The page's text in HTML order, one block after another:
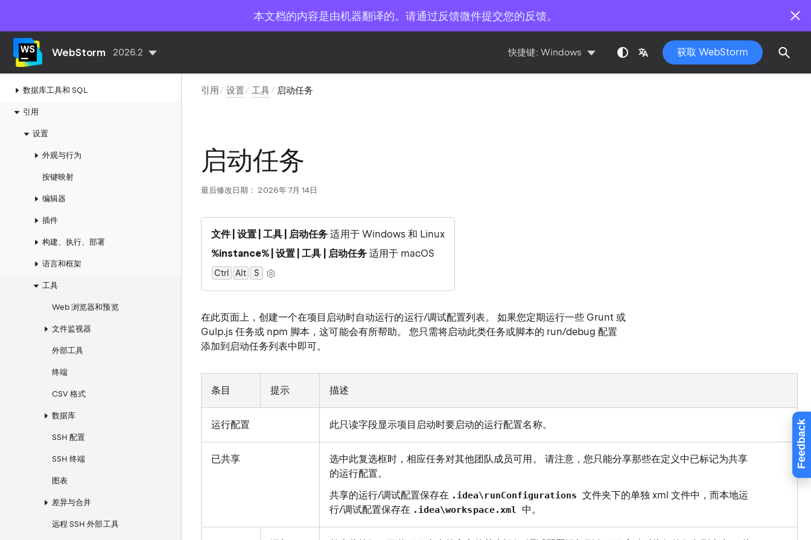
本文档的内容是由机器翻译的。请通过反馈微件提交您的反馈。
Feedback
WebStorm 2026.2 快捷键: Windows 获取 WebStorm
远程、容器化和云端开发环境
其他工具
数据库工具和 SQL
引用
设置
外观与行为
按键映射
编辑器
插件
构建、执行、部署
语言和框架
工具
Web 浏览器和预览
文件监视器
外部工具
终端
CSV 格式
数据库
SSH 配置
SSH 终端
图表
差异与合并
远程 SSH 外部工具
引用 设置 工具 启动任务
启动任务
最后修改日期： 2026年 7月 14日
文件 | 设置 | 工具 | 启动任务 适用于 Windows 和 Linux
%instance% | 设置 | 工具 | 启动任务适用于 macOS
Ctrl Alt 0
S
在此页面上，创建一个在项目启动时自动运行的运行/调试配置列表。 如果您定期运行一些 Grunt 或
Gulp.js 任务或 npm 脚本，这可能会有所帮助。 您只需将启动此类任务或脚本的 run/debug 配置
添加到启动任务列表中即可。
条目 提示 描述
运行配置 此只读字段显示项目启动时要启动的运行配置名称。
已共享
选中此复选框时，相应任务对其他团队成员可用。 请注意，您只能分享那些在定义中已标记为共享
的运行配置。
共享的运行/调试配置保存在 .idea\runConfigurations 文件夹下的单独 xml 文件中，而本地运
行/调试配置保存在 .idea\workspace.xml 中。